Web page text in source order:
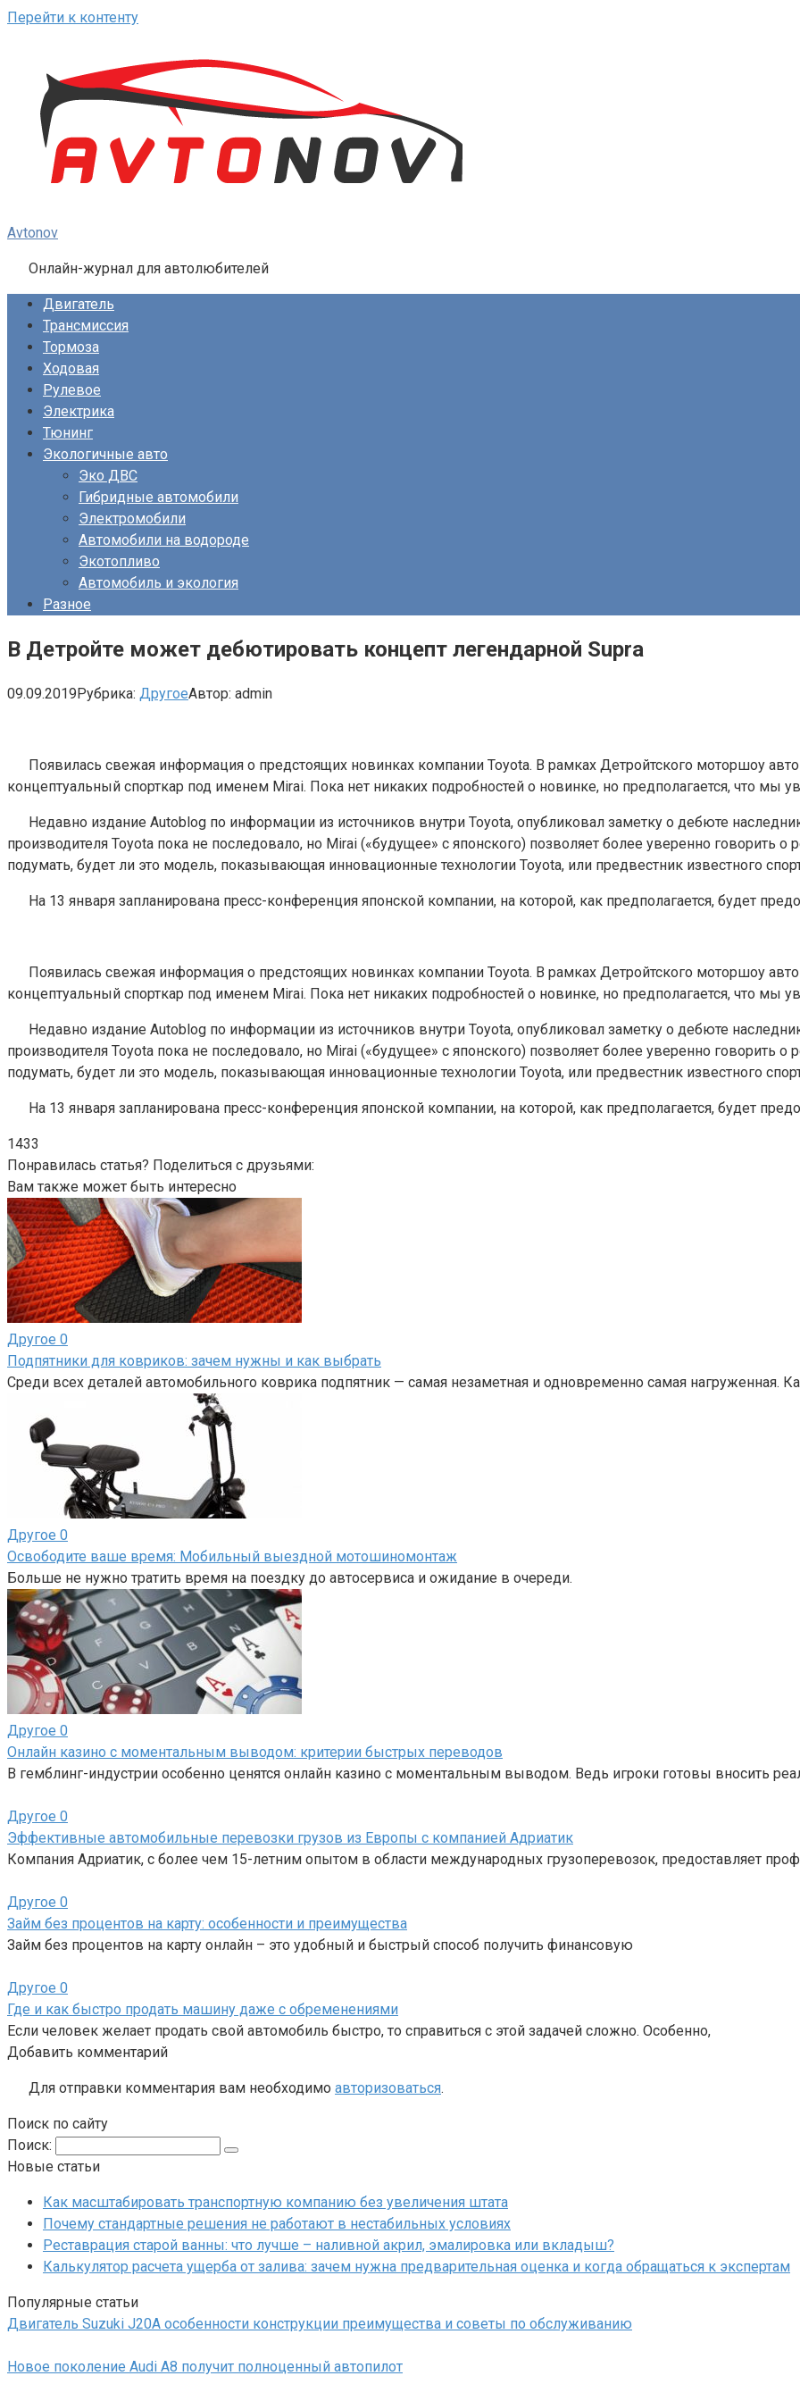
Перейти к контенту
Avtonov
Онлайн-журнал для автолюбителей
Двигатель
Трансмиссия
Тормоза
Ходовая
Рулевое
Электрика
Тюнинг
Экологичные авто
Эко ДВС
Гибридные автомобили
Электромобили
Автомобили на водороде
Экотопливо
Автомобиль и экология
Разное
В Детройте может дебютировать концепт легендарной Supra
09.09.2019Рубрика: ДругоеАвтор: admin
Появилась свежая информация о предстоящих новинках компании Toyota. В рамках Детройтского моторшоу
концептуальный спорткар под именем Mirai. Пока нет никаких подробностей о новинке, но предполагается, что мы
Недавно издание Autoblog по информации из источников внутри Toyota, опубликовал заметку о дебюте
производителя Toyota пока не последовало, но Mirai («будущее» с японского) позволяет более уверенно говорить о
подумать, будет ли это модель, показывающая инновационные технологии Toyota, или предвестник известного
На 13 января запланирована пресс-конференция японской компании, на которой, как предполагается, будет
Появилась свежая информация о предстоящих новинках компании Toyota. В рамках Детройтского моторшоу
концептуальный спорткар под именем Mirai. Пока нет никаких подробностей о новинке, но предполагается, что мы
Недавно издание Autoblog по информации из источников внутри Toyota, опубликовал заметку о дебюте
производителя Toyota пока не последовало, но Mirai («будущее» с японского) позволяет более уверенно говорить о
подумать, будет ли это модель, показывающая инновационные технологии Toyota, или предвестник известного
На 13 января запланирована пресс-конференция японской компании, на которой, как предполагается, будет
1433
Понравилась статья? Поделиться с друзьями:
Вам также может быть интересно
Другое 0
Подпятники для ковриков: зачем нужны и как выбрать
Среди всех деталей автомобильного коврика подпятник — самая незаметная и одновременно самая нагруженная.
Другое 0
Освободите ваше время: Мобильный выездной мотошиномонтаж
Больше не нужно тратить время на поездку до автосервиса и ожидание в очереди.
Другое 0
Онлайн казино с моментальным выводом: критерии быстрых переводов
В гемблинг-индустрии особенно ценятся онлайн казино с моментальным выводом. Ведь игроки готовы вносить
Другое 0
Эффективные автомобильные перевозки грузов из Европы с компанией Адриатик
Компания Адриатик, с более чем 15-летним опытом в области международных грузоперевозок, предоставляет
Другое 0
Займ без процентов на карту: особенности и преимущества
Займ без процентов на карту онлайн – это удобный и быстрый способ получить финансовую
Другое 0
Где и как быстро продать машину даже с обременениями
Если человек желает продать свой автомобиль быстро, то справиться с этой задачей сложно. Особенно,
Добавить комментарий
Для отправки комментария вам необходимо авторизоваться.
Поиск по сайту
Поиск:
Новые статьи
Как масштабировать транспортную компанию без увеличения штата
Почему стандартные решения не работают в нестабильных условиях
Реставрация старой ванны: что лучше – наливной акрил, эмалировка или вкладыш?
Калькулятор расчета ущерба от залива: зачем нужна предварительная оценка и когда обращаться к экспертам
Популярные статьи
Двигатель Suzuki J20A особенности конструкции преимущества и советы по обслуживанию
Новое поколение Audi A8 получит полноценный автопилот